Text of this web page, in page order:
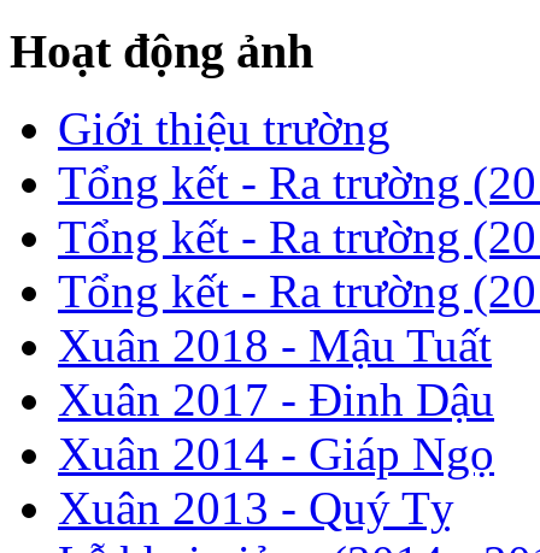
Hoạt động ảnh
Giới thiệu trường
Tổng kết - Ra trường
Tổng kết - Ra trường
Tổng kết - Ra trường
Xuân 2018 - Mậu Tuất
Xuân 2017 - Đinh Dậu
Xuân 2014 - Giáp Ngọ
Xuân 2013 - Quý Tỵ